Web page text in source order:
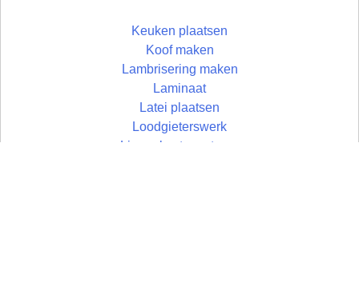
Keuken plaatsen
Koof maken
Lambrisering maken
Laminaat
Latei plaatsen
Loodgieterswerk
Linnenkast monteren